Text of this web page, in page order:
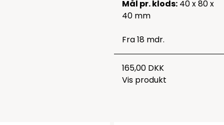
Mål pr. klods: 40 x 80 x
40 mm
Fra 18 mdr.
165,00 DKK
Vis produkt